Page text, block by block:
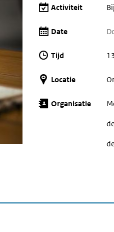
Activiteit
Date
Tijd
Locatie
Organisatie